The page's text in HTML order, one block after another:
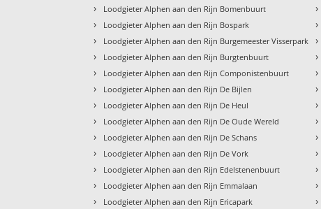
› Loodgieter Alphen aan den Rijn Bomenbuurt
› Loodgieter Alphen aan den Rijn Bospark
› Loodgieter Alphen aan den Rijn Burgemeester Visserpark
› Loodgieter Alphen aan den Rijn Burgtenbuurt
› Loodgieter Alphen aan den Rijn Componistenbuurt
› Loodgieter Alphen aan den Rijn De Bijlen
› Loodgieter Alphen aan den Rijn De Heul
› Loodgieter Alphen aan den Rijn De Oude Wereld
› Loodgieter Alphen aan den Rijn De Schans
› Loodgieter Alphen aan den Rijn De Vork
› Loodgieter Alphen aan den Rijn Edelstenenbuurt
› Loodgieter Alphen aan den Rijn Emmalaan
› Loodgieter Alphen aan den Rijn Ericapark
›
›
›
›
›
›
›
›
›
›
›
›
›